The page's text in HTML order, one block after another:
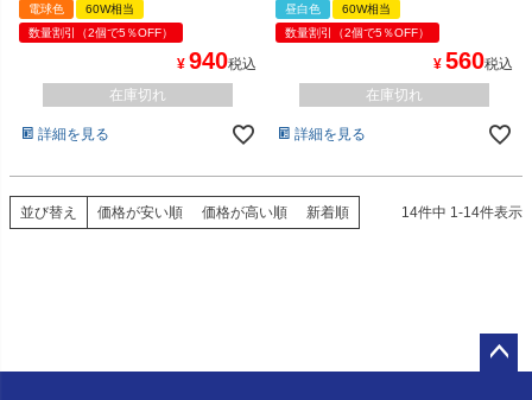
電球色
60W相当
数量割引（2個で5％OFF）
¥ 940税込
在庫切れ
詳細を見る
昼白色
60W相当
数量割引（2個で5％OFF）
¥ 560税込
在庫切れ
詳細を見る
並び替え 価格が安い順 価格が高い順 新着順 14件中 1-14件表示